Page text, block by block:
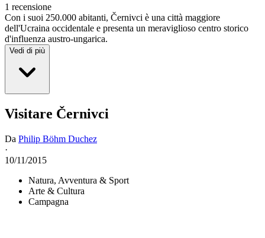
1 recensione
Con i suoi 250.000 abitanti, Černivci è una città maggiore
dell'Ucraina occidentale e presenta un meraviglioso centro storico
d'influenza austro-ungarica.
Vedi di più
Visitare Černivci
Da Philip Böhm Duchez
·
10/11/2015
Natura, Avventura & Sport
Arte & Cultura
Campagna